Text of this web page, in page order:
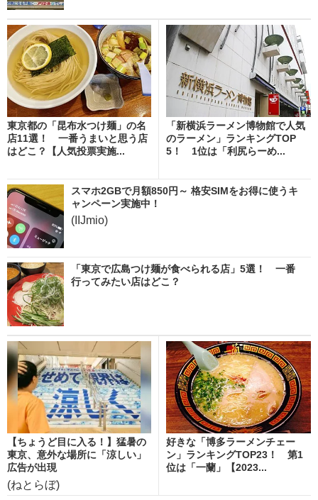
東京都の「昆布水つけ麺」の名
店11選！ 一番うまいと思う店
はどこ？【人気投票実施...
「新横浜ラーメン博物館で人気
のラーメン」ランキングTOP
5！ 1位は「利尻らーめ...
スマホ2GBで月額850円～ 格安SIMをお得に使うキ
ャンペーン実施中！
(IIJmio)
「東京で広島つけ麺が食べられる店」5選！ 一番
行ってみたい店はどこ？
【ちょうど目に入る！】猛暑の
東京、意外な場所に「涼しい」
広告が出現
(ねとらぼ)
好きな「博多ラーメンチェー
ン」ランキングTOP23！ 第1
位は「一蘭」【2023...